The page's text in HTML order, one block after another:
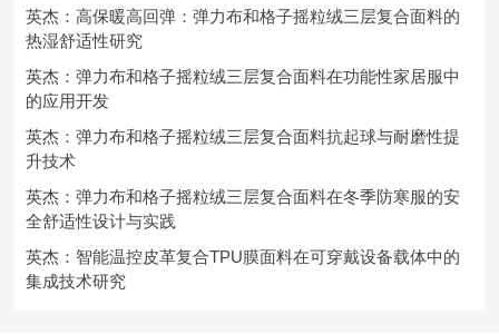
英杰：高保暖高回弹：弹力布和格子摇粒绒三层复合面料的
热湿舒适性研究
英杰：弹力布和格子摇粒绒三层复合面料在功能性家居服中
的应用开发
英杰：弹力布和格子摇粒绒三层复合面料抗起球与耐磨性提
升技术
英杰：弹力布和格子摇粒绒三层复合面料在冬季防寒服的安
全舒适性设计与实践
英杰：智能温控皮革复合TPU膜面料在可穿戴设备载体中的
集成技术研究